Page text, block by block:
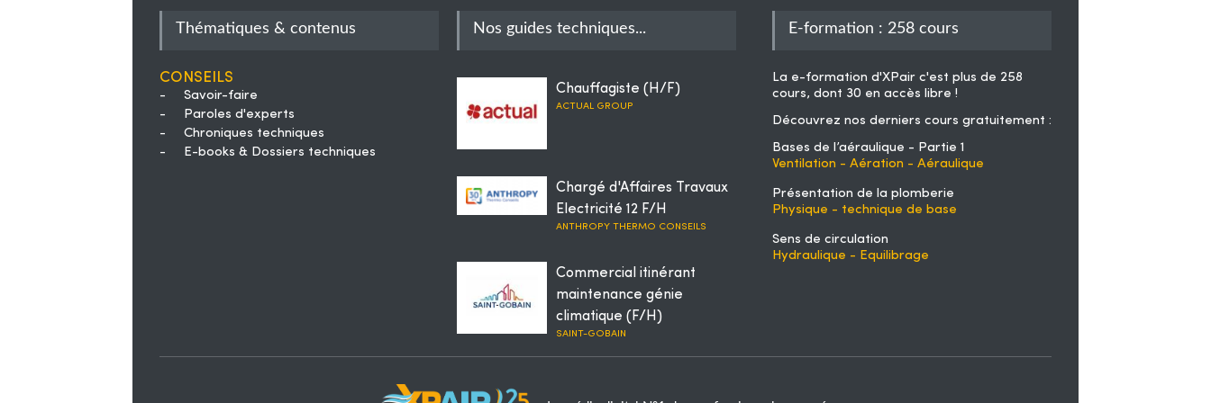
Thématiques & contenus
Conseils
-
Savoir-faire
-
Paroles d'experts
-
Chroniques techniques
-
E-books & Dossiers techniques
Nos guides techniques...
Chauffagiste (H/F)
ACTUAL GROUP
Chargé d'Affaires Travaux
Electricité 12 F/H
ANTHROPY THERMO CONSEILS
Commercial itinérant
maintenance génie
climatique (F/H)
SAINT-GOBAIN
E-formation : 258 cours
La e-formation d'XPair c'est plus de 258
cours, dont 30 en accès libre !
Découvrez nos derniers cours gratuitement :
Bases de l’aéraulique - Partie 1
Ventilation - Aération - Aéraulique
Présentation de la plomberie
Physique - technique de base
Sens de circulation
Hydraulique - Equilibrage